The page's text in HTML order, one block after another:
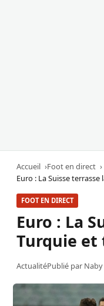
Accueil
Foot en direct
Euro : La Suisse
FOOT EN DIRECT
Euro : La
Turquie et
ActualitéPublié par